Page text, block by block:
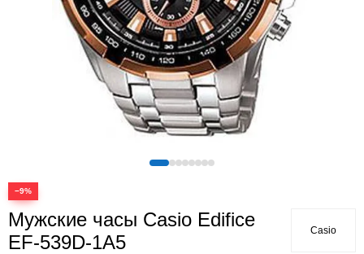
−9%
Мужские часы Casio Edifice
EF-539D-1A5
Casio